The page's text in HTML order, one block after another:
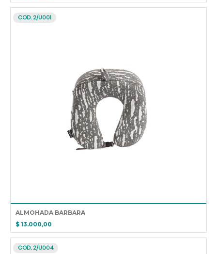
COD. 2/U001
ALMOHADA BARBARA
$ 13.000,00
COD. 2/U004